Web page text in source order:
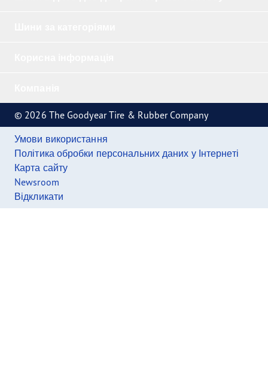
© 2026 The Goodyear Tire & Rubber Company
Умови використання
Політика обробки персональних даних у Інтернеті
Карта сайту
Newsroom
Відкликати